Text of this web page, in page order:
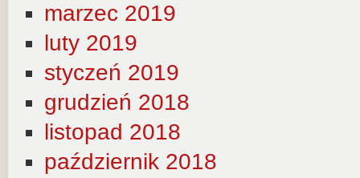
marzec 2019
luty 2019
styczeń 2019
grudzień 2018
listopad 2018
październik 2018